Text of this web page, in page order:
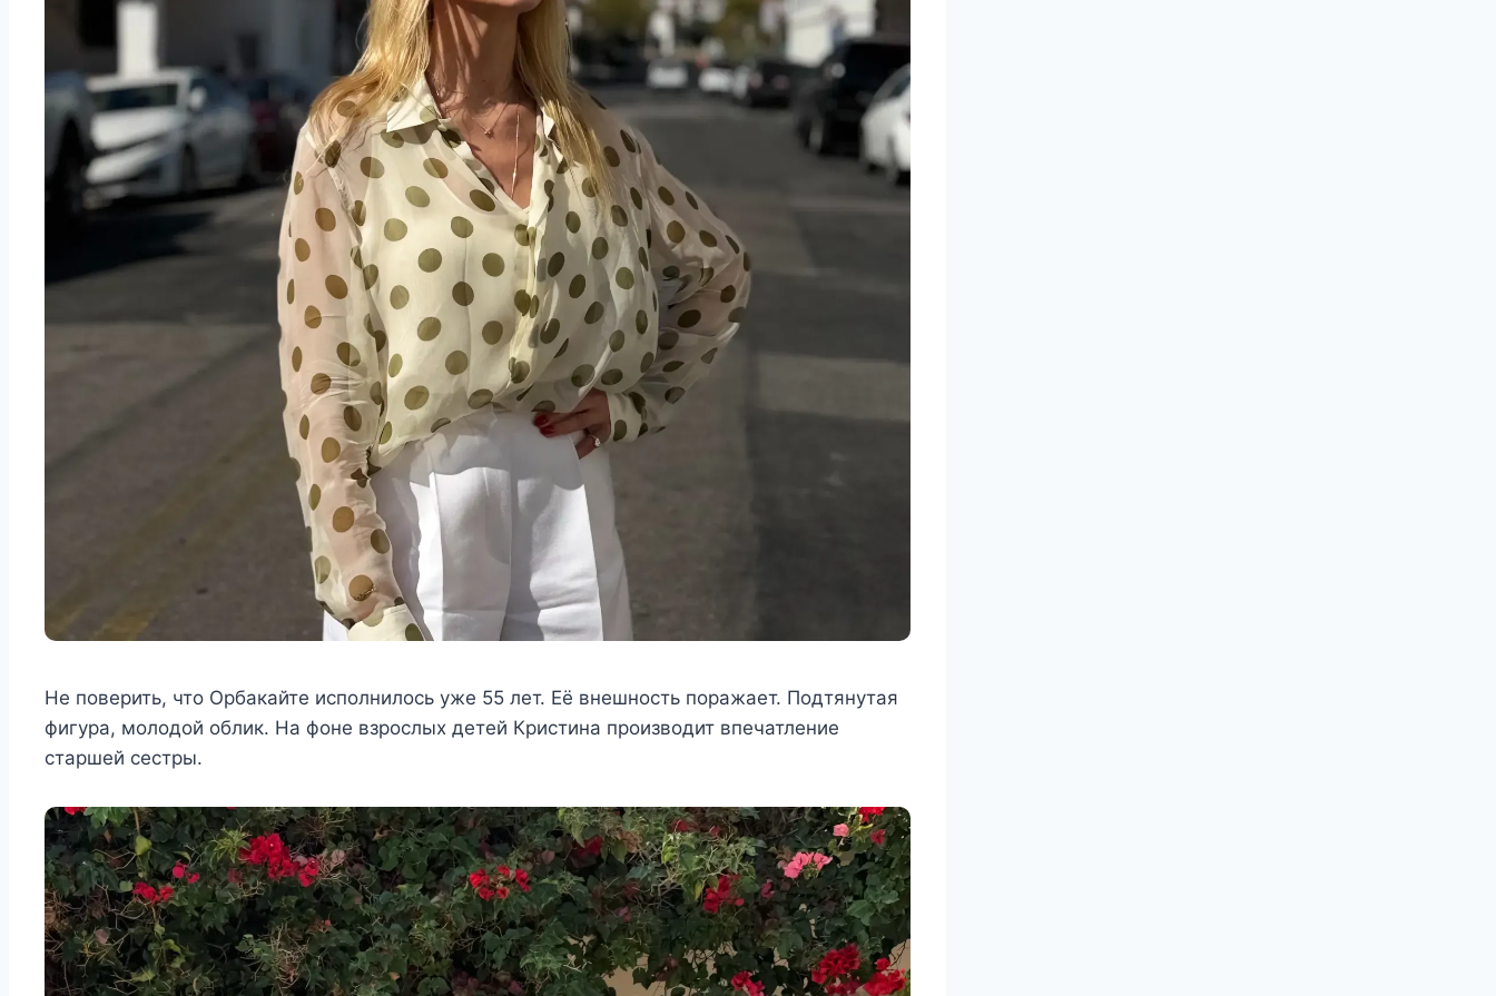
Не поверить, что Орбакайте исполнилось уже 55 лет. Её внешность поражает. Подтянутая
фигура, молодой облик. На фоне взрослых детей Кристина производит впечатление
старшей сестры.